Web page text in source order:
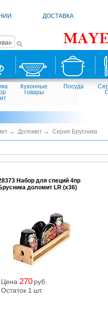
ДОСТАВКА
Кухонные
товары
Посуда
→ Доломит → Серия Брусника
Набор для специй 4пр
доломит LR (х36)
Цена 270 руб.
Остаток 1 шт.